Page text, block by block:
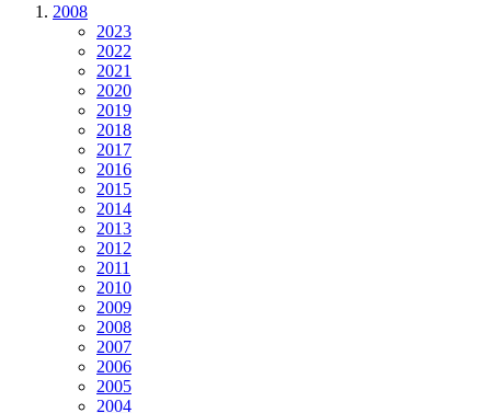
2008
2023
2022
2021
2020
2019
2018
2017
2016
2015
2014
2013
2012
2011
2010
2009
2008
2007
2006
2005
2004